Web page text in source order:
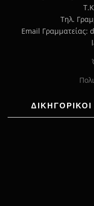
Τηλ.
Email Γραμματείας: